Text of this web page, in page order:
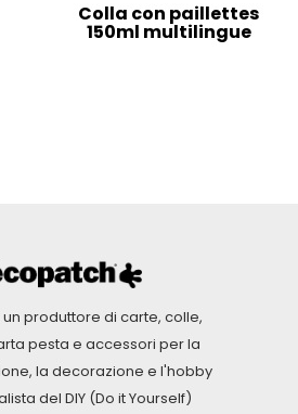
Colla con paillettes
150ml multilingue
produttore di carte, colle,
pesta e accessori per la
la decorazione e l'hobby
del DIY (Do it Yourself)